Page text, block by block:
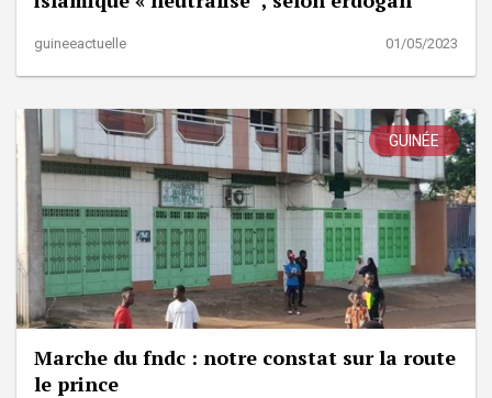
guineeactuelle 01/05/2023
GUINÉE
Marche du fndc : notre constat sur la route
le prince